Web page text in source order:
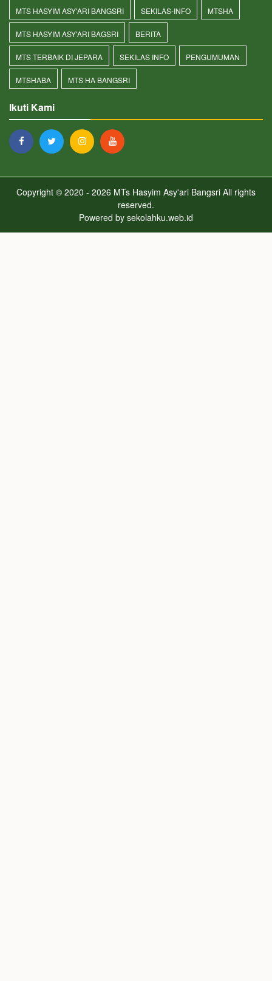
MTS HASYIM ASY'ARI BANGSRI SEKILAS-INFO MTSHA
MTS HASYIM ASY'ARI BAGSRI BERITA
MTS TERBAIK DI JEPARA SEKILAS INFO PENGUMUMAN
MTSHABA MTS HA BANGSRI
Ikuti Kami
Copyright © 2020 - 2026 MTs Hasyim Asy'ari Bangsri All rights
reserved.
Powered by sekolahku.web.id